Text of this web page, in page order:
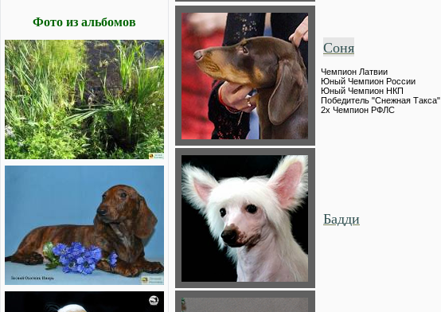
Фото из альбомов
Соня
Чемпион Латвии
Юный Чемпион России
Юный Чемпион НКП
Победитель "Снежная Такса"
2х Чемпион РФЛС
Бадди